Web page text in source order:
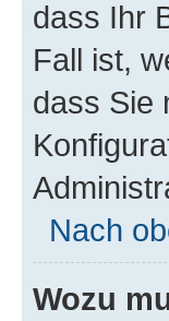
dass Ihr
Fall ist,
dass Sie
Nach
Wozu